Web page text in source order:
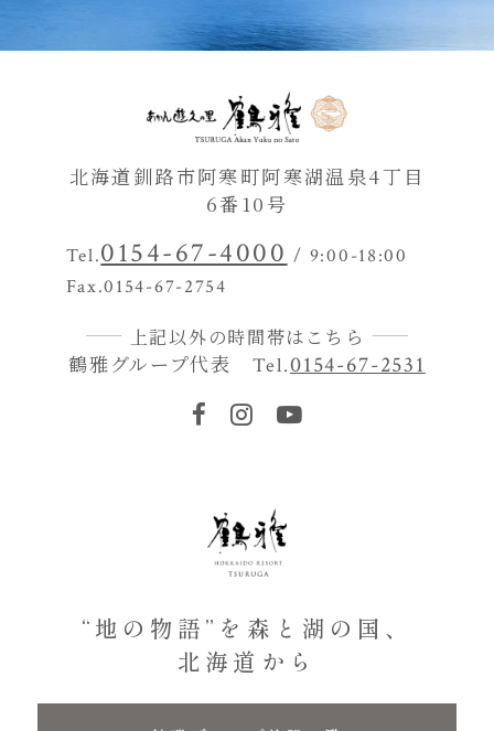
北海道釧路市阿寒町阿寒湖温泉4丁目
6番10号
Tel.0154-67-4000 / 9:00-18:00
Fax.0154-67-2754
上記以外の時間帯はこちら
鶴雅グループ代表 Tel.0154-67-2531
“地の物語”を森と湖の国、
北海道から